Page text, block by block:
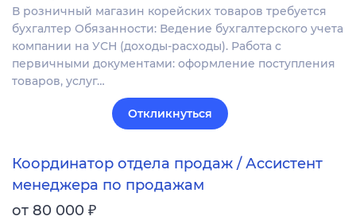
В розничный магазин корейских товаров требуется
бухгалтер Обязанности: Ведение бухгалтерского учета
компании на УСН (доходы-расходы). Работа с
первичными документами: оформление поступления
товаров, услуг…
Откликнуться
Координатор отдела продаж / Ассистент
менеджера по продажам
от 80 000 ₽